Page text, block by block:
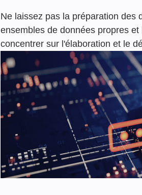
Ne laissez pas la préparation des
ensembles de données propres
concentrer sur l'élaboration et le